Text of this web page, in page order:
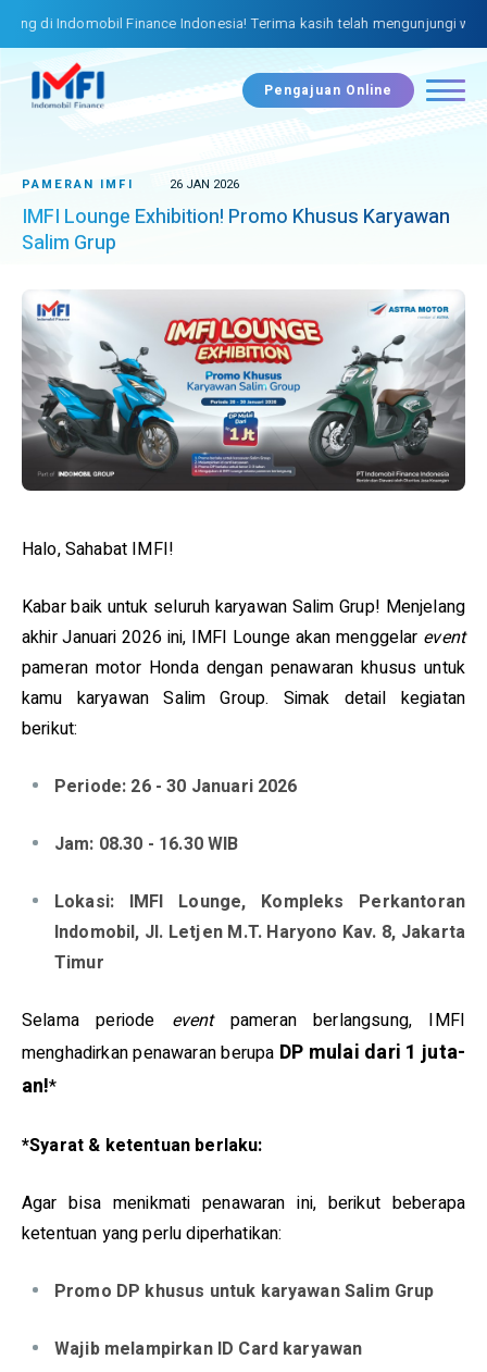
di Indomobil Finance Indonesia! Terima kasih telah mengunjungi
Pengajuan Online
PAMERAN IMFI 26 JAN 2026
IMFI Lounge Exhibition! Promo Khusus Karyawan
Salim Grup
Halo, Sahabat IMFI!
Kabar baik untuk seluruh karyawan Salim Grup! Menjelang
akhir Januari 2026 ini, IMFI Lounge akan menggelar event
pameran motor Honda dengan penawaran khusus untuk
kamu karyawan Salim Group. Simak detail kegiatan
berikut:
Periode: 26 - 30 Januari 2026
Jam: 08.30 - 16.30 WIB
Lokasi: IMFI Lounge, Kompleks Perkantoran
Indomobil, Jl. Letjen M.T. Haryono Kav. 8, Jakarta
Timur
Selama periode eventpameran berlangsung, IMFI
menghadirkan penawaran berupa DP mulai dari 1 juta-
an!*
*Syarat & ketentuan berlaku:
Agar bisa menikmati penawaran ini, berikut beberapa
ketentuan yang perlu diperhatikan:
Promo DP khusus untuk karyawan Salim Grup
Wajib melampirkan ID Card karyawan